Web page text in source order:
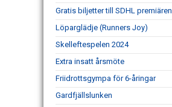
Gratis biljetter till SDHL premiären
Löparglädje (Runners Joy)
Skelleftespelen 2024
Extra insatt årsmöte
Friidrottsgympa för 6-åringar
Gardfjällslunken